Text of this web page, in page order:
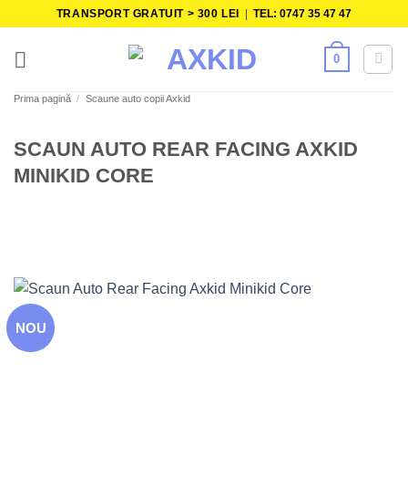
content
TRANSPORT GRATUIT > 300 LEI |TEL: 0747 35 47 47
0
Prima pagină / Scaune auto copii Axkid
SCAUN AUTO REAR FACING AXKID
MINIKID CORE
NOU